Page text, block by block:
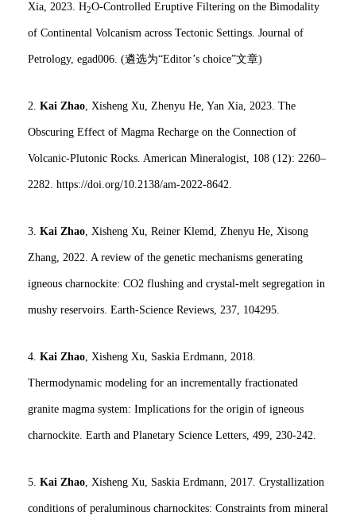
Xia, 2023. H2O-Controlled Eruptive Filtering on the Bimodality
of Continental Volcanism across Tectonic Settings. Journal of
Petrology, egad006. (遴选为“Editor’s choice”文章)
2. Kai Zhao, Xisheng Xu, Zhenyu He, Yan Xia, 2023. The
Obscuring Effect of Magma Recharge on the Connection of
Volcanic-Plutonic Rocks. American Mineralogist, 108 (12): 2260–
2282. https://doi.org/10.2138/am-2022-8642.
3. Kai Zhao, Xisheng Xu, Reiner Klemd, Zhenyu He, Xisong
Zhang, 2022. A review of the genetic mechanisms generating
igneous charnockite: CO2 flushing and crystal-melt segregation in
mushy reservoirs. Earth-Science Reviews, 237, 104295.
4. Kai Zhao, Xisheng Xu, Saskia Erdmann, 2018.
Thermodynamic modeling for an incrementally fractionated
granite magma system: Implications for the origin of igneous
charnockite. Earth and Planetary Science Letters, 499, 230-242.
5. Kai Zhao, Xisheng Xu, Saskia Erdmann, 2017. Crystallization
conditions of peraluminous charnockites: Constraints from mineral